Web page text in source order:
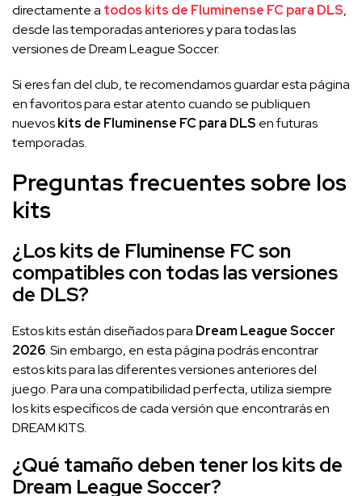
directamente a todos kits de Fluminense FC para DLS,
desde las temporadas anteriores y para todas las
versiones de Dream League Soccer.
Si eres fan del club, te recomendamos guardar esta página
en favoritos para estar atento cuando se publiquen
nuevoskits de Fluminense FC para DLS en futuras
temporadas.
Preguntas frecuentes sobre los
kits
¿Los kits de Fluminense FC son
compatibles con todas las versiones
de DLS?
Estos kits están diseñados para Dream League Soccer
2026. Sin embargo, en esta página podrás encontrar
estos kits para las diferentes versiones anteriores del
juego. Para una compatibilidad perfecta, utiliza siempre
los kits específicos de cada versión que encontrarás en
DREAM KITS.
¿Qué tamaño deben tener los kits de
Dream League Soccer?